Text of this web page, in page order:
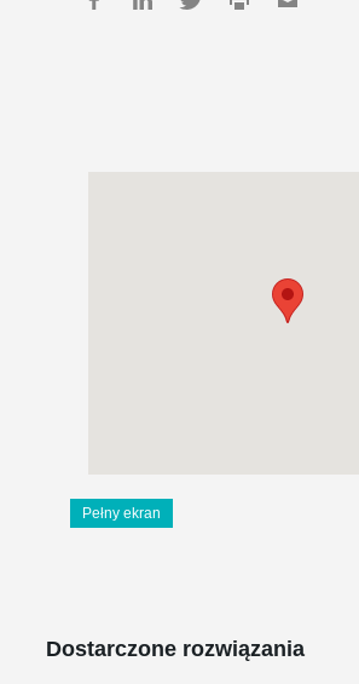
Pełny ekran
Dostarczone rozwiązania